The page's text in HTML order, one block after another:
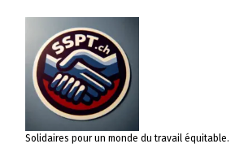
contenu
Solidaires pour un monde du travail équitable.